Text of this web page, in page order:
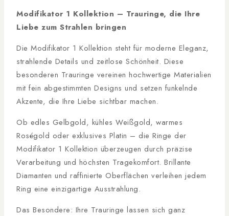
Modifikator 1 Kollektion – Trauringe, die Ihre
Liebe zum Strahlen bringen
Die Modifikator 1 Kollektion steht für moderne Eleganz,
strahlende Details und zeitlose Schönheit. Diese
besonderen Trauringe vereinen hochwertige Materialien
mit fein abgestimmten Designs und setzen funkelnde
Akzente, die Ihre Liebe sichtbar machen.
Ob edles Gelbgold, kühles Weißgold, warmes
Roségold oder exklusives Platin – die Ringe der
Modifikator 1 Kollektion überzeugen durch präzise
Verarbeitung und höchsten Tragekomfort. Brillante
Diamanten und raffinierte Oberflächen verleihen jedem
Ring eine einzigartige Ausstrahlung.
Das Besondere: Ihre Trauringe lassen sich ganz